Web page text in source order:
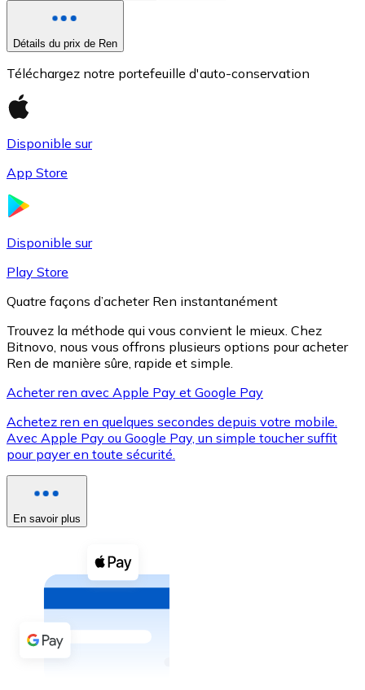
XRP
XRP
Voir toutes
Coupons crypto
Achetez des cryptomonnaies en espèces et d'autres
Acheter avec espèces
Virement SEPA
Détails du prix de Ren
Téléchargez notre portefeuille d'auto-conservation
Disponible sur
App Store
Disponible sur
Play Store
Quatre façons d’acheter Ren instantanément
Trouvez la méthode qui vous convient le mieux. Chez
Bitnovo, nous vous offrons plusieurs options pour acheter
Ren de manière sûre, rapide et simple.
Acheter ren avec Apple Pay et Google Pay
Achetez ren en quelques secondes depuis votre mobile.
Avec Apple Pay ou Google Pay, un simple toucher suffit
pour payer en toute sécurité.
En savoir plus